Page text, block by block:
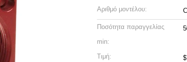
Αριθμό μοντέλου:
Ποσότητα παραγγελίας
min:
Τιμή: